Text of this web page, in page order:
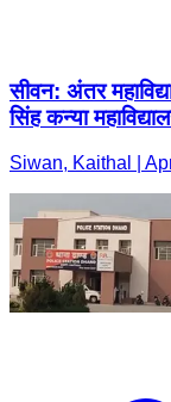
सीवन: अंतर
सिंह कन्या
Siwan, Kaithal |